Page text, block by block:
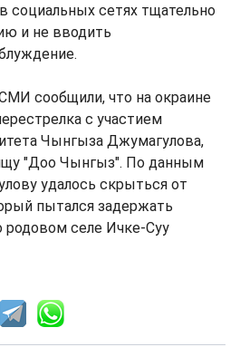
социальных сетях тщательно
и не вводить
сообщили, что на окраине
с участием
Чынгыза Джумагулова,
"Доо Чынгыз". По данным
удалось скрыться от
пытался задержать
родовом селе Ичке-Суу